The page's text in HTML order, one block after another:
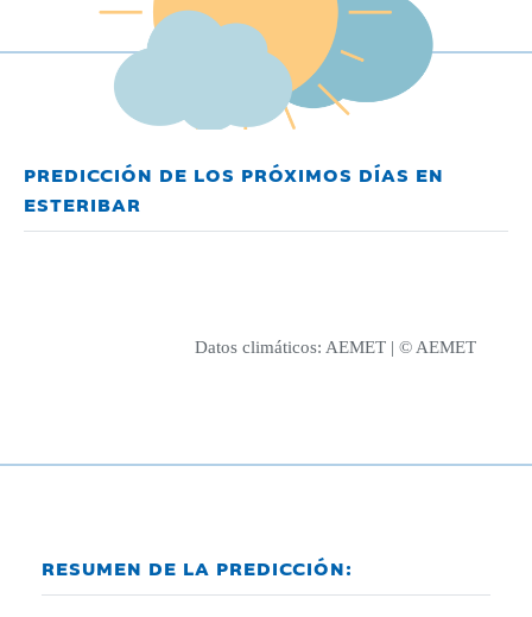
PREDICCIÓN DE LOS PRÓXIMOS DÍAS EN
ESTERIBAR
Datos climáticos: AEMET | © AEMET
RESUMEN DE LA PREDICCIÓN: